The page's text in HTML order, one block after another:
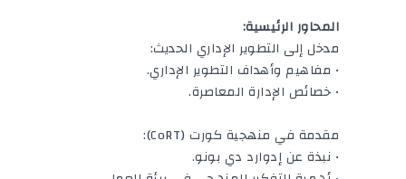
المحاور الرئيسية:
مدخل إلى التطوير الإداري الحديث:
• مفاهيم وأهداف التطوير الإداري.
• خصائص الإدارة المعاصرة.
مقدمة في منهجية كورت (CoRT):
• نبذة عن إدوارد دي بونو.